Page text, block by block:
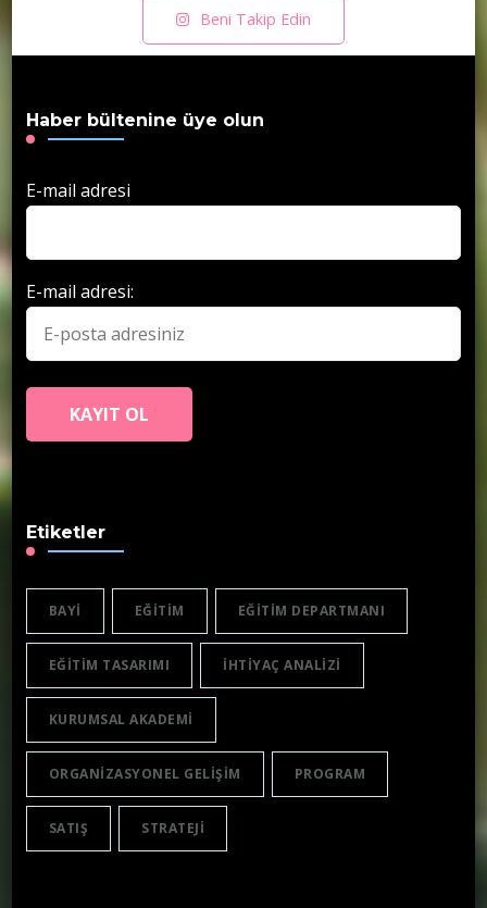
Beni Takip Edin
Haber bültenine üye olun
E-mail adresi
E-mail adresi:
Etiketler
BAYI EĞITIM EĞITIM DEPARTMANI
EĞITIM TASARIMI IHTIYAÇ ANALIZI
KURUMSAL AKADEMI
ORGANIZASYONEL GELIŞIM PROGRAM
SATIŞ STRATEJI